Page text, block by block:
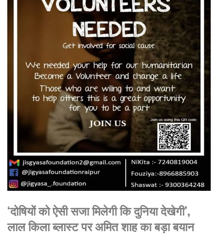
‘दोषियों को ऐसी सजा मिलेगी कि दुनिया देखेगी’,
लाल किला ब्लास्ट पर अमित शाह का बड़ा बयान